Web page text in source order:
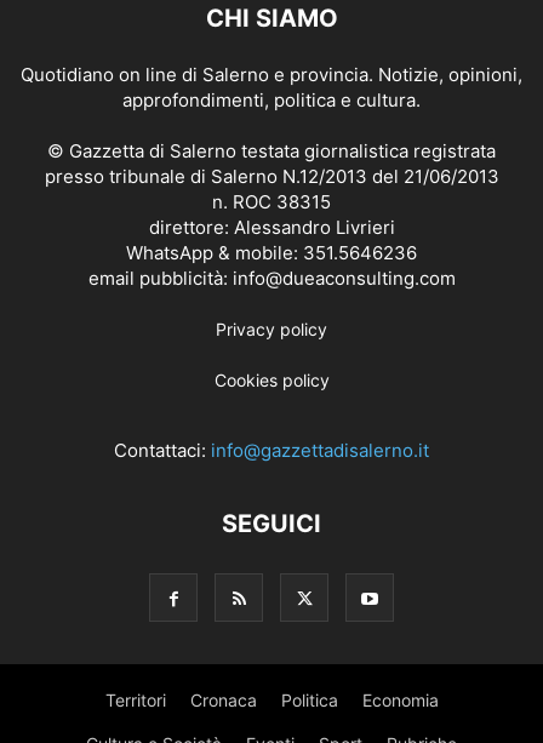
CHI SIAMO
Quotidiano on line di Salerno e provincia. Notizie, opinioni,
approfondimenti, politica e cultura.
© Gazzetta di Salerno testata giornalistica registrata
presso tribunale di Salerno N.12/2013 del 21/06/2013
n. ROC 38315
direttore: Alessandro Livrieri
WhatsApp & mobile: 351.5646236
email pubblicità: info@dueaconsulting.com
Privacy policy
Cookies policy
Contattaci: info@gazzettadisalerno.it
SEGUICI
Territori Cronaca Politica Economia